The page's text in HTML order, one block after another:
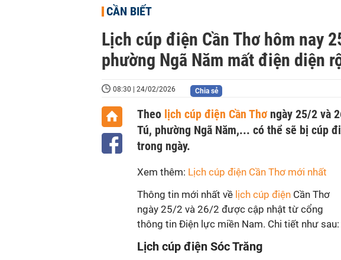
CẦN BIẾT
Lịch cúp điện Cần Thơ hôm nay
phường Ngã Năm mất điện diện
08:30 | 24/02/2026 Chia sẻ
Theo lịch cúp điện Cần Thơ ngày 25/2 và
Tú, phường Ngã Năm,... có thể sẽ bị cúp
trong ngày.
Xem thêm: Lịch cúp điện Cần Thơ mới nhất
Thông tin mới nhất về lịch cúp điện Cần Thơ
ngày 25/2 và 26/2 được cập nhật từ cổng
thông tin Điện lực miền Nam. Chi tiết như sau:
Lịch cúp điện Sóc Trăng